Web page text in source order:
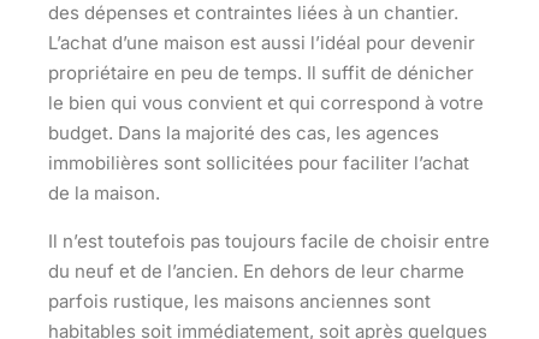
des dépenses et contraintes liées à un chantier.
L’achat d’une maison est aussi l’idéal pour devenir
propriétaire en peu de temps. Il suffit de dénicher
le bien qui vous convient et qui correspond à votre
budget. Dans la majorité des cas, les agences
immobilières sont sollicitées pour faciliter l’achat
de la maison.
Il n’est toutefois pas toujours facile de choisir entre
du neuf et de l’ancien. En dehors de leur charme
parfois rustique, les maisons anciennes sont
habitables soit immédiatement, soit après quelques